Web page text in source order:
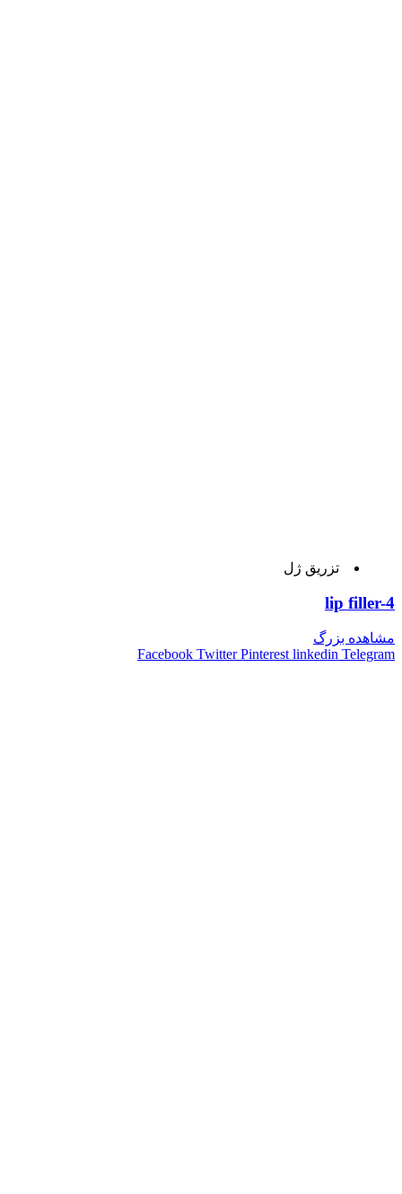
تزریق ژل
lip filler-4
مشاهده بزرگ
Facebook Twitter Pinterest linkedin Telegram